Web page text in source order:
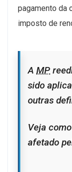
pagamento da
imposto de
A MP
sido
outras
Veja
afetado